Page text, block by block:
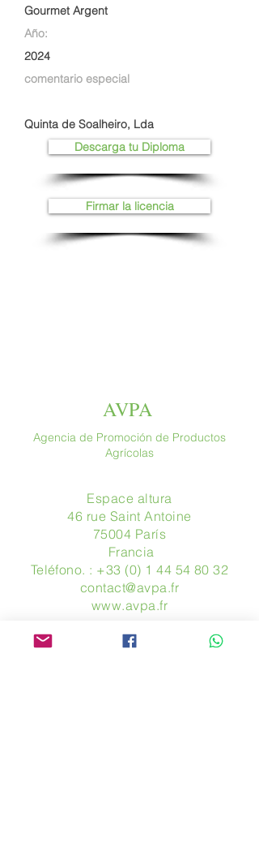
Gourmet Argent
Año:
2024
comentario especial
Quinta de Soalheiro, Lda
Descarga tu Diploma
Firmar la licencia
AVPA
Agencia de Promoción de Productos
Agrícolas
Espace altura
46 rue Saint Antoine
75004 París
​ Francia
Teléfono. : +33 (0) 1 44 54 80 32
contact@avpa.fr
www.avpa.fr